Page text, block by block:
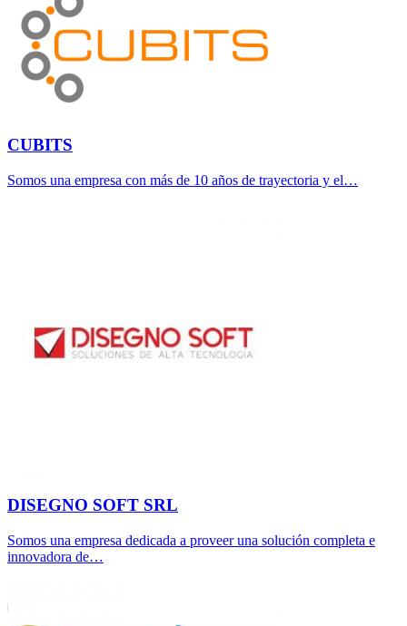
CUBITS
Somos una empresa con más de 10 años de trayectoria y el…
DISEGNO SOFT SRL
Somos una empresa dedicada a proveer una solución completa e
innovadora de…